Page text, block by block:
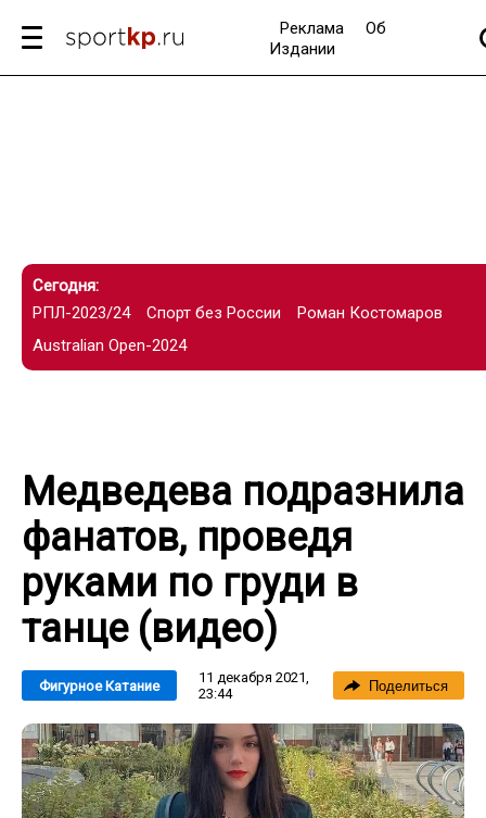
Реклама
Об
Издании
Сегодня:
РПЛ-2023/24
Спорт без России
Роман Костомаров
Australian Open-2024
Медведева подразнила
фанатов, проведя
руками по груди в
танце (видео)
Фигурное Катание
11 декабря 2021,
23:44
Поделиться